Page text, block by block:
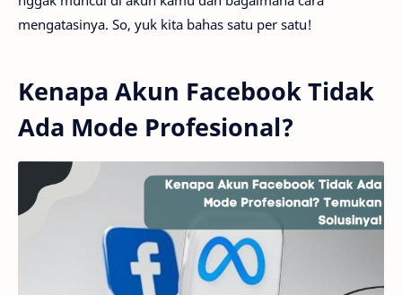
mengatasinya. So, yuk kita bahas satu per satu!
Kenapa Akun Facebook Tidak
Ada Mode Profesional?